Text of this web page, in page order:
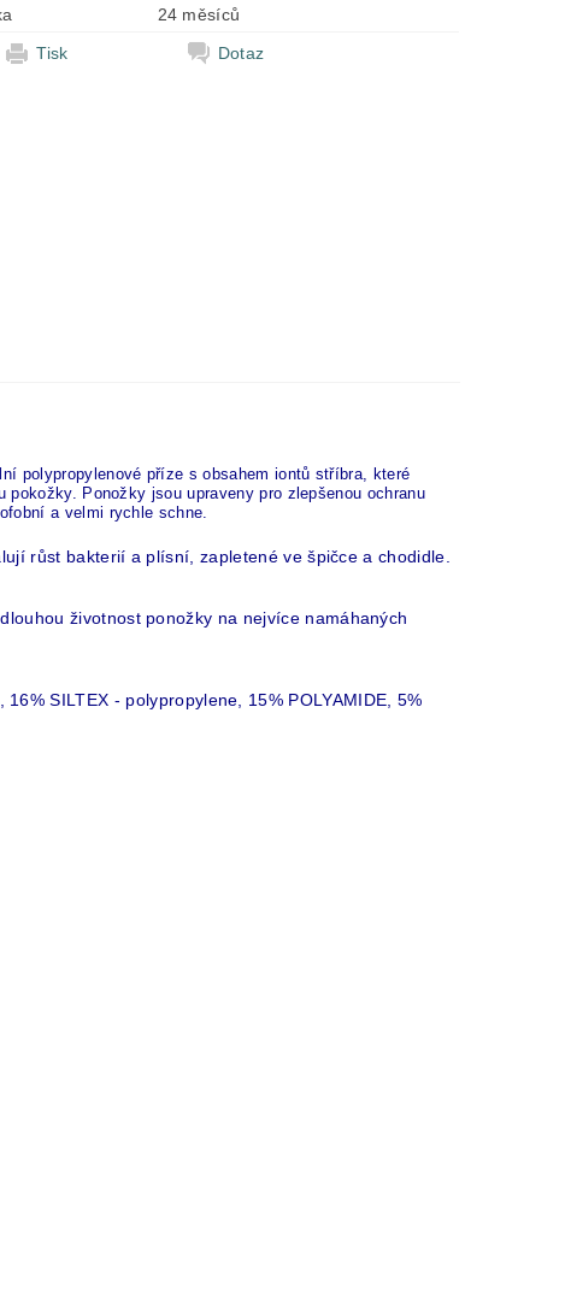
24 měsíců
Tisk
Dotaz
polypropylenové příze s obsahem iontů stříbra, které
Ponožky jsou upraveny pro zlepšenou ochranu
a velmi rychle schne.
růst bakterií a plísní, zapletené ve špičce a chodidle.
životnost ponožky na nejvíce namáhaných
SILTEX - polypropylene, 15% POLYAMIDE, 5%